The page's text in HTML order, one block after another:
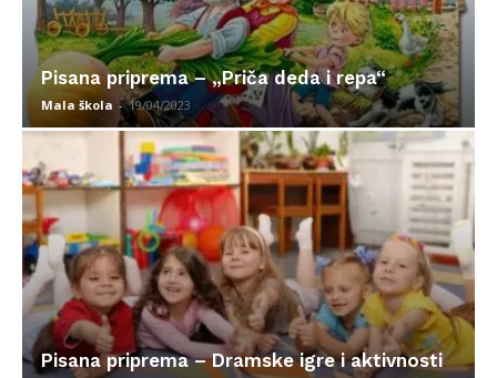
Pisana priprema – „Priča deda i repa“
Mala škola - 19/04/2023
Pisana priprema – Dramske igre i aktivnosti